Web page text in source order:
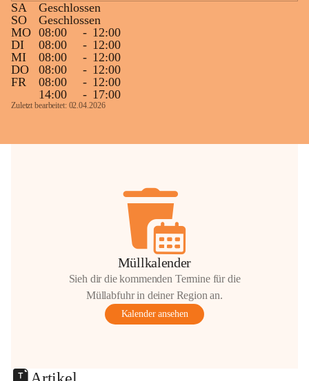
SA
Geschlossen
SO
Geschlossen
MO 08:00 - 12:00
DI
08:00 - 12:00
MI
08:00 - 12:00
DO
08:00 - 12:00
FR
08:00 - 12:00
14:00
- 17:00
Zuletzt bearbeitet: 02.04.2026
Müllkalender
Sieh dir die kommenden Termine für die
Müllabfuhr in deiner Region an.
Kalender ansehen